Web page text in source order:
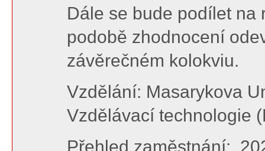
Dále se bude podílet na
podobě zhodnocení
závěrečném kolokviu.
Vzdělání: Masarykova
Vzdělávací technologie
Přehled zaměstnání: